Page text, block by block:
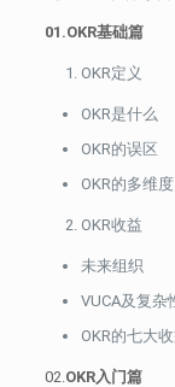
01.OKR基础篇
OKR定义
OKR是什么
OKR的误区
OKR的多维度
OKR收益
未来组织
VUCA及复杂
OKR的七大
02. OKR入门篇